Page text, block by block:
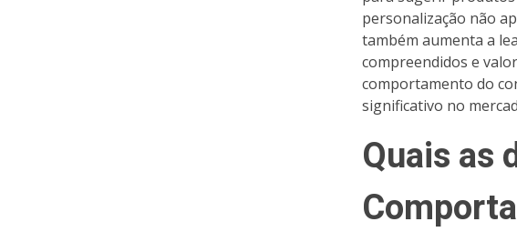
personalização não
também aumenta a
compreendidos e
comportamento do
significativo no
Quais as